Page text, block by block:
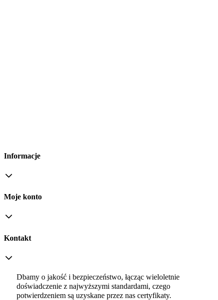
Informacje
Moje konto
Kontakt
Dbamy o jakość i bezpieczeństwo, łącząc wieloletnie
doświadczenie z najwyższymi standardami, czego
potwierdzeniem są uzyskane przez nas certyfikaty.